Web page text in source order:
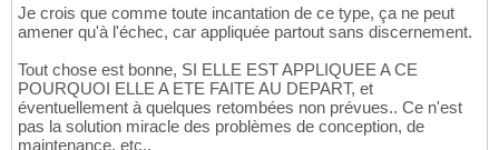
Je crois que comme toute incantation de ce type, ça ne peut
amener qu'à l'échec, car appliquée partout sans discernement.
Tout chose est bonne, SI ELLE EST APPLIQUEE A CE
POURQUOI ELLE A ETE FAITE AU DEPART, et
éventuellement à quelques retombées non prévues.. Ce n'est
pas la solution miracle des problèmes de conception, de
maintenance, etc..